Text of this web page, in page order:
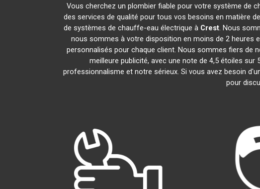
Vous cherchez un plombier fiable pour votre système de
des services de qualité pour tous vos besoins en matière
de systèmes de chauffe-eau électrique à Crest. Nous
nous sommes à votre disposition en moins de 2
personnalisés pour chaque client. Nous sommes fiers
meilleure publicité, avec une note de 4,5 étoiles
professionnalisme et notre sérieux. Si vous avez besoin
pour